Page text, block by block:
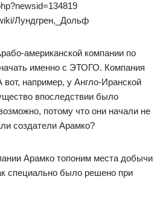
Лундгрен,_Дольф
американской компании по
именно с ЭТОГО. Компания
вот, например, у Англо-Иранской
впоследствии было
потому что они начали не
создатели Арамко?
Арамко топоним места добычи
специально было решено при